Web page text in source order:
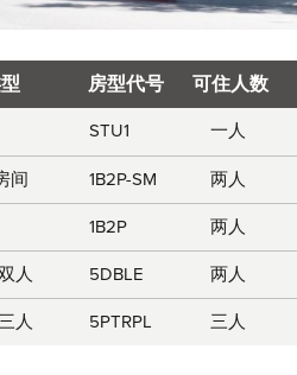
房型代号 可住人数
STU1 一人
间 1B2P-SM 两人
1B2P 两人
人 5DBLE 两人
人 5PTRPL 三人